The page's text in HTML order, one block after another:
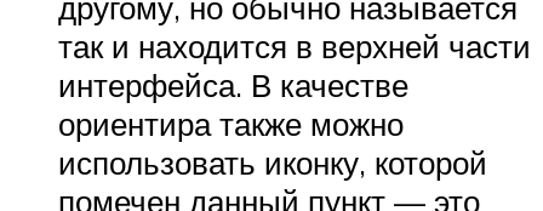
так и находится в верхней части
интерфейса. В качестве
ориентира также можно
использовать иконку, которой
помечен данный пункт — это